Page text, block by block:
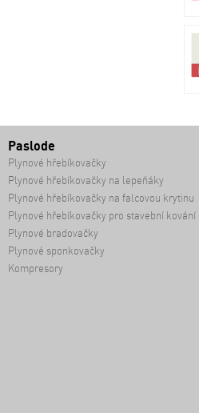
Paslode
Plynové hřebíkovačky
Plynové hřebíkovačky na lepeňáky
Plynové hřebíkovačky na falcovou krytinu
Plynové hřebíkovačky pro stavební kování
Plynové bradovačky
Plynové sponkovačky
Kompresory